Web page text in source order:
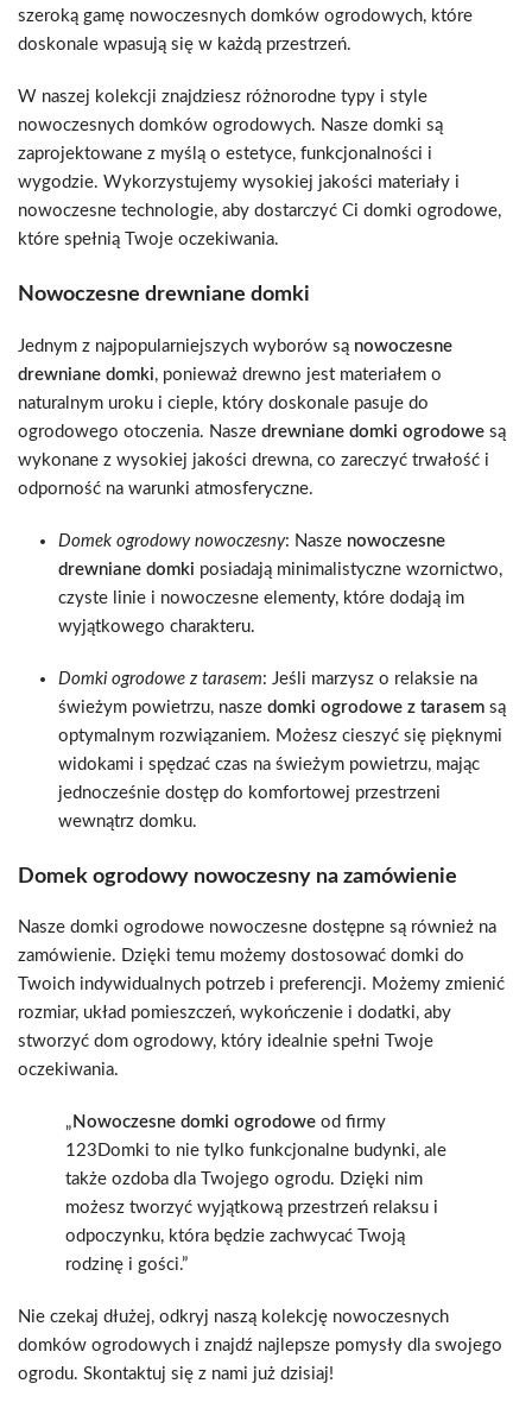
szeroką gamę nowoczesnych domków ogrodowych, które
doskonale wpasują się w każdą przestrzeń.
W naszej kolekcji znajdziesz różnorodne typy i style
nowoczesnych domków ogrodowych. Nasze domki są
zaprojektowane z myślą o estetyce, funkcjonalności i
wygodzie. Wykorzystujemy wysokiej jakości materiały i
nowoczesne technologie, aby dostarczyć Ci domki ogrodowe,
które spełnią Twoje oczekiwania.
Nowoczesne drewniane domki
Jednym z najpopularniejszych wyborów są nowoczesne
drewniane domki, ponieważ drewno jest materiałem o
naturalnym uroku i cieple, który doskonale pasuje do
ogrodowego otoczenia. Nasze drewniane domki ogrodowe są
wykonane z wysokiej jakości drewna, co zareczyć trwałość i
odporność na warunki atmosferyczne.
Domek ogrodowy nowoczesny: Nasze nowoczesne
drewniane domki posiadają minimalistyczne wzornictwo,
czyste linie i nowoczesne elementy, które dodają im
wyjątkowego charakteru.
Domki ogrodowe z tarasem: Jeśli marzysz o relaksie na
świeżym powietrzu, nasze domki ogrodowe z tarasem są
optymalnym rozwiązaniem. Możesz cieszyć się pięknymi
widokami i spędzać czas na świeżym powietrzu, mając
jednocześnie dostęp do komfortowej przestrzeni
wewnątrz domku.
Domek ogrodowy nowoczesny na zamówienie
Nasze domki ogrodowe nowoczesne dostępne są również na
zamówienie. Dzięki temu możemy dostosować domki do
Twoich indywidualnych potrzeb i preferencji. Możemy zmienić
rozmiar, układ pomieszczeń, wykończenie i dodatki, aby
stworzyć dom ogrodowy, który idealnie spełni Twoje
oczekiwania.
„ Nowoczesne domki ogrodowe od firmy
123Domki to nie tylko funkcjonalne budynki, ale
także ozdoba dla Twojego ogrodu. Dzięki nim
możesz tworzyć wyjątkową przestrzeń relaksu i
odpoczynku, która będzie zachwycać Twoją
rodzinę i gości.”
Nie czekaj dłużej, odkryj naszą kolekcję nowoczesnych
domków ogrodowych i znajdź najlepsze pomysły dla swojego
ogrodu. Skontaktuj się z nami już dzisiaj!